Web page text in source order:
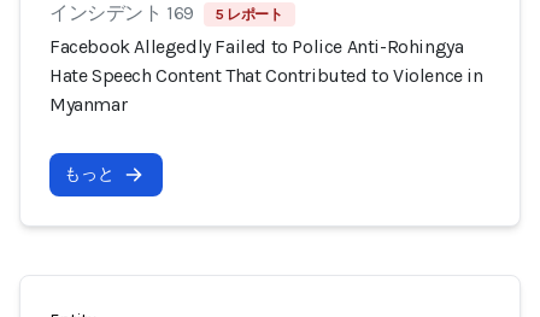
インシデント 169 5 レポート
Facebook Allegedly Failed to Police Anti-Rohingya
Hate Speech Content That Contributed to Violence in
Myanmar
もっと